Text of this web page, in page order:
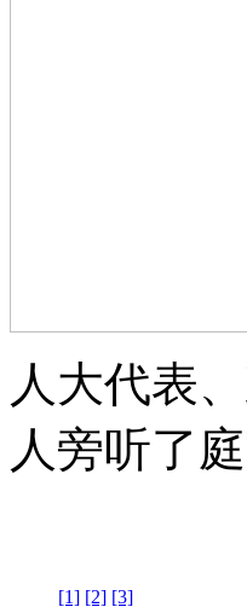
人大代表
人旁听了庭
[1] [2] [3]